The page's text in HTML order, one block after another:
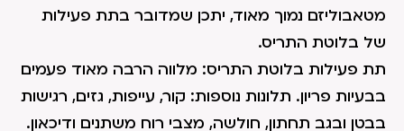
מטאבוליזם נמוך מאוד, יתכן שמדובר בתת פעילות
של בלוטת התריס.
תת פעילות בלוטת התריס: מלווה הרבה מאוד פעמים
בבעיות פריון. תלונות נוספות: קור, עייפות, גזים, רגישות
בבטן ובגב תחתון, חולשה, מצבי רוח משתנים ודיכאון.